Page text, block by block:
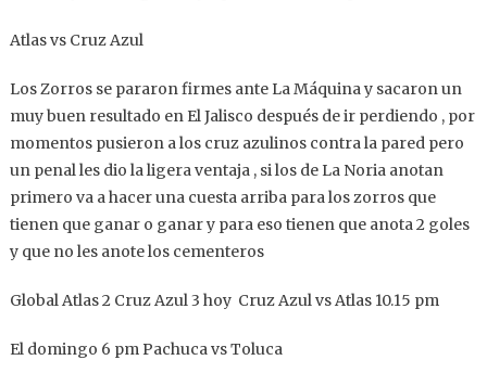
Atlas vs Cruz Azul
Los Zorros se pararon firmes ante La Máquina y sacaron un
muy buen resultado en El Jalisco después de ir perdiendo , por
momentos pusieron a los cruz azulinos contra la pared pero
un penal les dio la ligera ventaja , si los de La Noria anotan
primero va a hacer una cuesta arriba para los zorros que
tienen que ganar o ganar y para eso tienen que anota 2 goles
y que no les anote los cementeros
Global Atlas 2 Cruz Azul 3 hoy Cruz Azul vs Atlas 10.15 pm
El domingo 6 pm Pachuca vs Toluca